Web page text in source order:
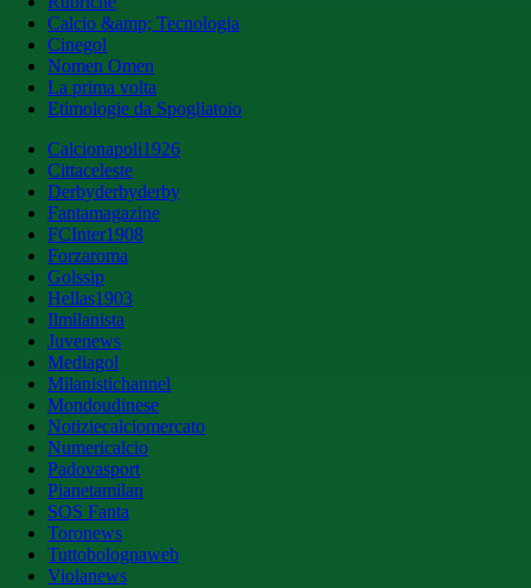
Calcio &amp; Tecnologia
Cinegol
Nomen Omen
La prima volta
Etimologie da Spogliatoio
Calcionapoli1926
Cittaceleste
Derbyderbyderby
Fantamagazine
FCInter1908
Forzaroma
Golssip
Hellas1903
Ilmilanista
Juvenews
Mediagol
Milanistichannel
Mondoudinese
Notiziecalciomercato
Numericalcio
Padovasport
Pianetamilan
SOS Fanta
Toronews
Tuttobolognaweb
Violanews